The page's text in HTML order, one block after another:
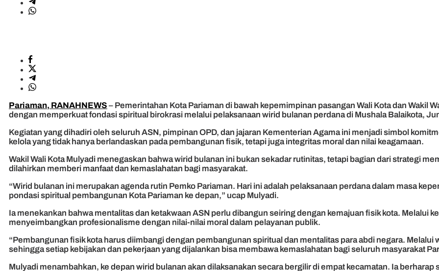
Pariaman, RANAHNEWS – Pemerintahan Kota Pariaman di bawah kepemimpinan pasangan Wali Kota dan Wakil
dengan memperkuat fondasi spiritual birokrasi melalui pelaksanaan wirid bulanan perdana di Mushala Balaikota,
Kegiatan yang dihadiri oleh seluruh ASN, pimpinan OPD, dan jajaran Kementerian Agama ini menjadi simbol
kelola yang tidak hanya berlandaskan pada pembangunan fisik, tetapi juga integritas moral dan nilai keagamaan.
Wakil Wali Kota Mulyadi menegaskan bahwa wirid bulanan ini bukan sekadar rutinitas, tetapi bagian dari strategi
dilahirkan memberi manfaat dan kemaslahatan bagi masyarakat.
“Wirid bulanan ini merupakan agenda rutin Pemko Pariaman. Hari ini adalah pelaksanaan perdana dalam masa
pondasi spiritual pembangunan Kota Pariaman ke depan,” ucap Mulyadi.
Ia menekankan bahwa mentalitas dan ketakwaan ASN perlu dibangun seiring dengan kemajuan fisik kota. Melalui
menyeimbangkan profesionalisme dengan nilai-nilai moral dalam pelayanan publik.
“Pembangunan fisik kota harus diimbangi dengan pembangunan spiritual dan mentalitas para abdi negara.
sehingga setiap kebijakan dan pekerjaan yang dijalankan bisa membawa kemaslahatan bagi seluruh masyarakat
Mulyadi menambahkan, ke depan wirid bulanan akan dilaksanakan secara bergilir di empat kecamatan. Ia